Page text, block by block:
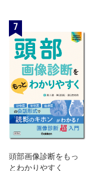
7
頭部画像診断をもっ
とわかりやすく